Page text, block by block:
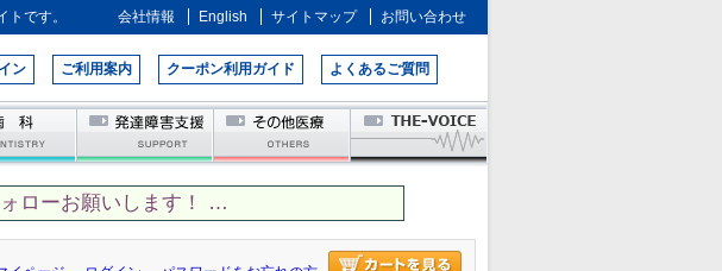
です。 会社情報 English サイトマップ お問い合わせ
ン ご利用案内 クーポン利用ガイド よくあるご質問
ローお願いします！ …